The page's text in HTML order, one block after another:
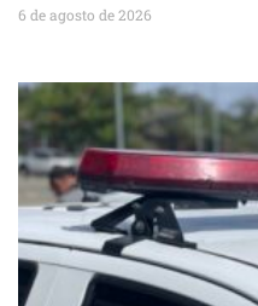
6 de agosto de 2026